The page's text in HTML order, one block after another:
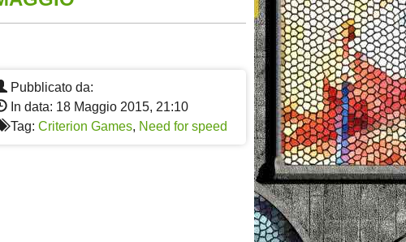
Pubblicato da:
In data: 18 Maggio 2015, 21:10
Tag: Criterion Games, Need for speed